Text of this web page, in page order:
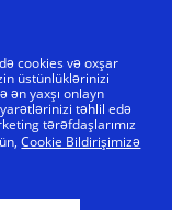
cookies və oxşar
üstünlüklərinizi
ən yaxşı onlayn
təhlil edə
tərəfdaşlarımız
Cookie Bildirişimizə